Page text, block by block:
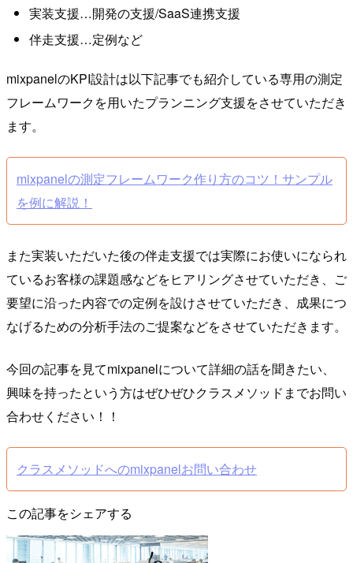
実装支援…開発の支援/SaaS連携支援
伴走支援…定例など
mixpanelのKPI設計は以下記事でも紹介している専用の測定
フレームワークを用いたプランニング支援をさせていただき
ます。
mixpanelの測定フレームワーク作り方のコツ！サンプル
を例に解説！
また実装いただいた後の伴走支援では実際にお使いになられ
ているお客様の課題感などをヒアリングさせていただき、ご
要望に沿った内容での定例を設けさせていただき、成果につ
なげるための分析手法のご提案などをさせていただきます。
今回の記事を見てmixpanelについて詳細の話を聞きたい、
興味を持ったという方はぜひぜひクラスメソッドまでお問い
合わせください！！
クラスメソッドへのmixpanelお問い合わせ
この記事をシェアする